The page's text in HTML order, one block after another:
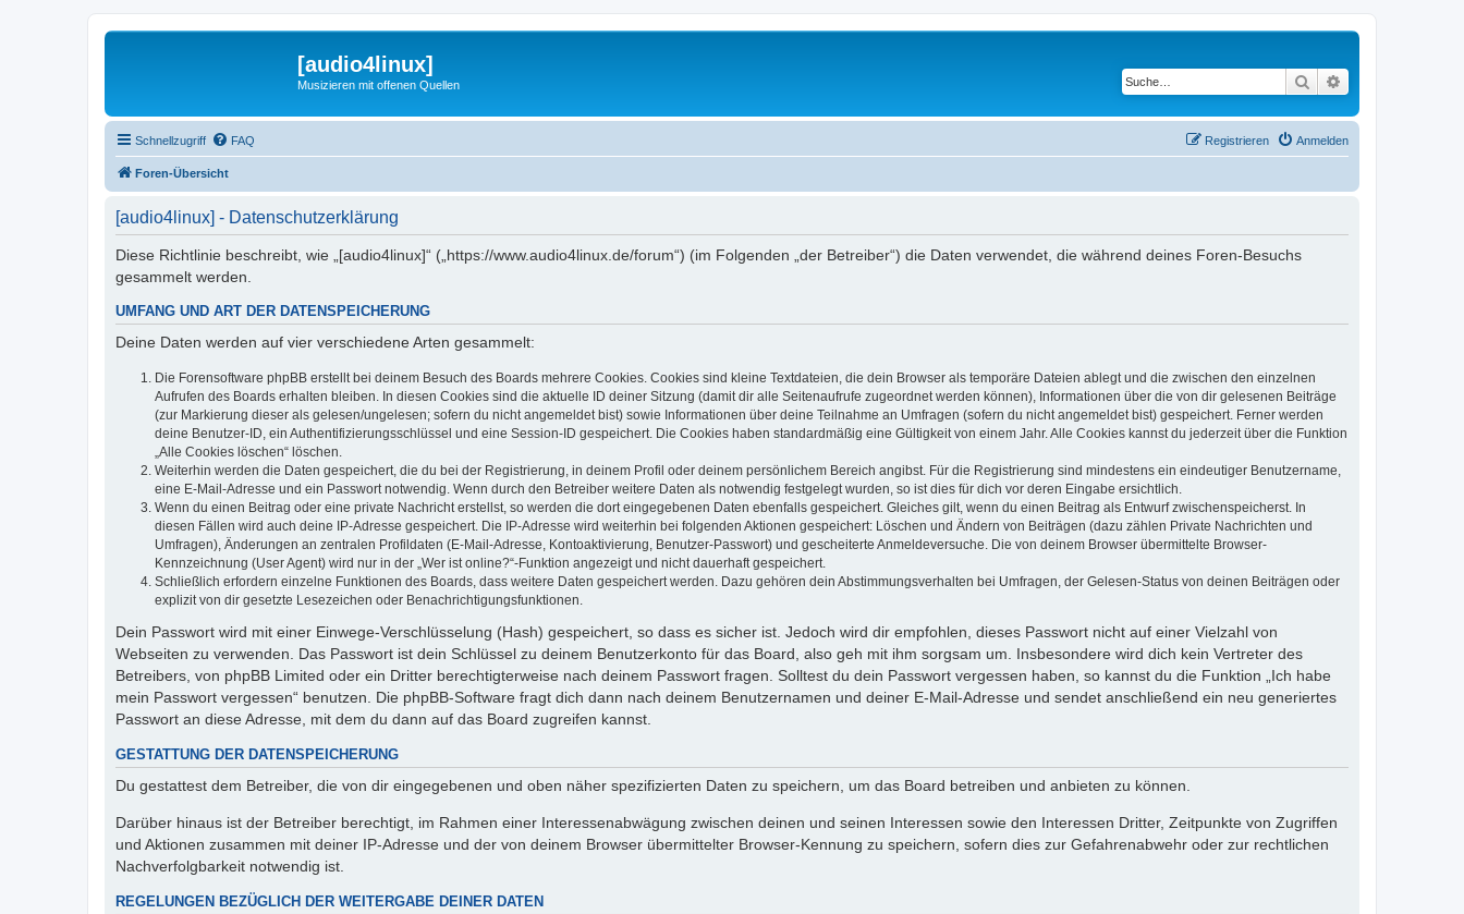
[audio4linux]
Musizieren mit offenen Quellen Suche
Schnellzugriff FAQ Anmelden
Registrieren
Foren-Übersicht
[audio4linux] - Datenschutzerklärung
Diese Richtlinie beschreibt, wie „[audio4linux]“ („https://www.audio4linux.de/forum“) (im Folgenden „der Betreiber“) die Daten verwendet, die während deines Foren-Besuchs
gesammelt werden.
UMFANG UND ART DER DATENSPEICHERUNG
Deine Daten werden auf vier verschiedene Arten gesammelt:
Die Forensoftware phpBB erstellt bei deinem Besuch des Boards mehrere Cookies. Cookies sind kleine Textdateien, die dein Browser als temporäre Dateien ablegt und die zwischen den einzelnen
Aufrufen des Boards erhalten bleiben. In diesen Cookies sind die aktuelle ID deiner Sitzung (damit dir alle Seitenaufrufe zugeordnet werden können), Informationen über die von dir gelesenen Beiträge
(zur Markierung dieser als gelesen/ungelesen; sofern du nicht angemeldet bist) sowie Informationen über deine Teilnahme an Umfragen (sofern du nicht angemeldet bist) gespeichert. Ferner werden
deine Benutzer-ID, ein Authentifizierungsschlüssel und eine Session-ID gespeichert. Die Cookies haben standardmäßig eine Gültigkeit von einem Jahr. Alle Cookies kannst du jederzeit über die Funktion
„Alle Cookies löschen“ löschen.
Weiterhin werden die Daten gespeichert, die du bei der Registrierung, in deinem Profil oder deinem persönlichem Bereich angibst. Für die Registrierung sind mindestens ein eindeutiger Benutzername,
eine E-Mail-Adresse und ein Passwort notwendig. Wenn durch den Betreiber weitere Daten als notwendig festgelegt wurden, so ist dies für dich vor deren Eingabe ersichtlich.
Wenn du einen Beitrag oder eine private Nachricht erstellst, so werden die dort eingegebenen Daten ebenfalls gespeichert. Gleiches gilt, wenn du einen Beitrag als Entwurf zwischenspeicherst. In
diesen Fällen wird auch deine IP-Adresse gespeichert. Die IP-Adresse wird weiterhin bei folgenden Aktionen gespeichert: Löschen und Ändern von Beiträgen (dazu zählen Private Nachrichten und
Umfragen), Änderungen an zentralen Profildaten (E-Mail-Adresse, Kontoaktivierung, Benutzer-Passwort) und gescheiterte Anmeldeversuche. Die von deinem Browser übermittelte Browser-
Kennzeichnung (User Agent) wird nur in der „Wer ist online?“-Funktion angezeigt und nicht dauerhaft gespeichert.
Schließlich erfordern einzelne Funktionen des Boards, dass weitere Daten gespeichert werden. Dazu gehören dein Abstimmungsverhalten bei Umfragen, der Gelesen-Status von deinen Beiträgen oder
explizit von dir gesetzte Lesezeichen oder Benachrichtigungsfunktionen.
Dein Passwort wird mit einer Einwege-Verschlüsselung (Hash) gespeichert, so dass es sicher ist. Jedoch wird dir empfohlen, dieses Passwort nicht auf einer Vielzahl von
Webseiten zu verwenden. Das Passwort ist dein Schlüssel zu deinem Benutzerkonto für das Board, also geh mit ihm sorgsam um. Insbesondere wird dich kein Vertreter des
Betreibers, von phpBB Limited oder ein Dritter berechtigterweise nach deinem Passwort fragen. Solltest du dein Passwort vergessen haben, so kannst du die Funktion „Ich habe
mein Passwort vergessen“ benutzen. Die phpBB-Software fragt dich dann nach deinem Benutzernamen und deiner E-Mail-Adresse und sendet anschließend ein neu generiertes
Passwort an diese Adresse, mit dem du dann auf das Board zugreifen kannst.
GESTATTUNG DER DATENSPEICHERUNG
Du gestattest dem Betreiber, die von dir eingegebenen und oben näher spezifizierten Daten zu speichern, um das Board betreiben und anbieten zu können.
Darüber hinaus ist der Betreiber berechtigt, im Rahmen einer Interessenabwägung zwischen deinen und seinen Interessen sowie den Interessen Dritter, Zeitpunkte von Zugriffen
und Aktionen zusammen mit deiner IP-Adresse und der von deinem Browser übermittelter Browser-Kennung zu speichern, sofern dies zur Gefahrenabwehr oder zur rechtlichen
Nachverfolgbarkeit notwendig ist.
REGELUNGEN BEZÜGLICH DER WEITERGABE DEINER DATEN